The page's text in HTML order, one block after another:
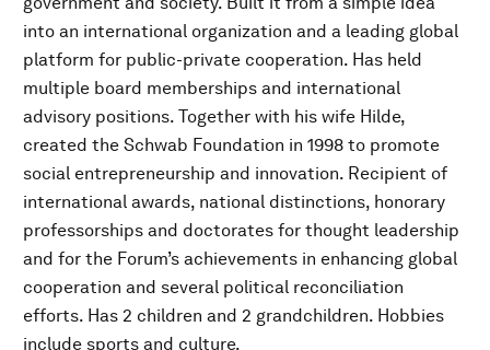
into an international organization and a leading global
platform for public-private cooperation. Has held
multiple board memberships and international
advisory positions. Together with his wife Hilde,
created the Schwab Foundation in 1998 to promote
social entrepreneurship and innovation. Recipient of
international awards, national distinctions, honorary
professorships and doctorates for thought leadership
and for the Forum’s achievements in enhancing global
cooperation and several political reconciliation
efforts. Has 2 children and 2 grandchildren. Hobbies
include sports and culture.